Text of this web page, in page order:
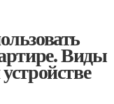
Виды